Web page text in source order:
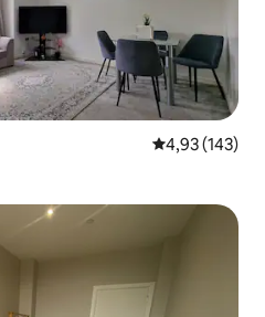
Средна
4,93 (143)